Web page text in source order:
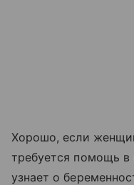
Хорошо, если
требуется помощь в
узнает о